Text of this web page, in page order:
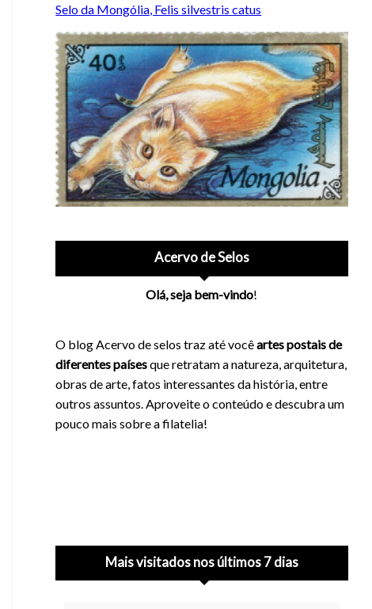
Selo da Mongólia, Felis silvestris catus
Acervo de Selos
Olá, seja bem-vindo!
O blog Acervo de selos traz até vocêartes postais de
diferentes paísesque retratam a natureza, arquitetura,
obras de arte, fatos interessantes da história, entre
outros assuntos. Aproveite o conteúdo e descubra um
pouco mais sobre a filatelia!
Mais visitados nos últimos 7 dias